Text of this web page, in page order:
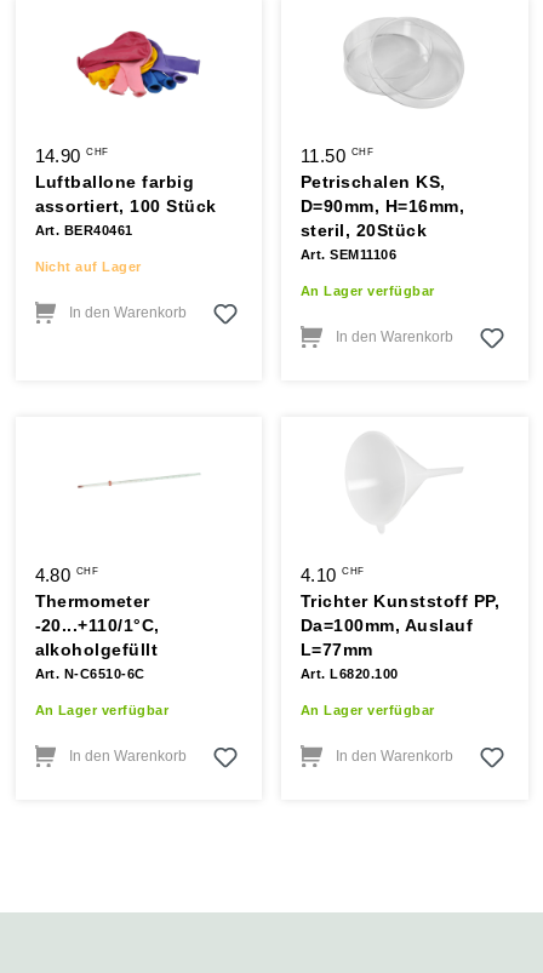
14.90CHF
Luftballone farbig
assortiert, 100 Stück
Art. BER40461
Nicht auf Lager
In den Warenkorb
11.50 CHF
Petrischalen KS,
D=90mm, H=16mm,
steril, 20Stück
Art. SEM11106
An Lager verfügbar
In den Warenkorb
4.80 CHF
Thermometer
-20...+110/1°C,
alkoholgefüllt
Art. N-C6510-6C
An Lager verfügbar
In den Warenkorb
4.10CHF
Trichter Kunststoff PP,
Da=100mm, Auslauf
L=77mm
Art. L6820.100
An Lager verfügbar
In den Warenkorb